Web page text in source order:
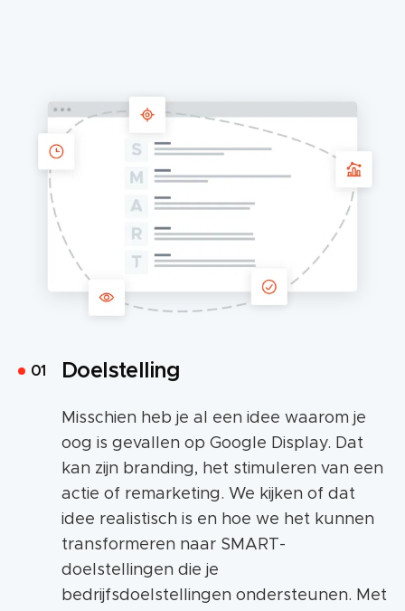
Doelstelling
Misschien heb je al een idee waarom je
oog is gevallen op Google Display. Dat
kan zijn branding, het stimuleren van een
actie of remarketing. We kijken of dat
idee realistisch is en hoe we het kunnen
transformeren naar SMART-
doelstellingen die je
bedrijfsdoelstellingen ondersteunen. Met